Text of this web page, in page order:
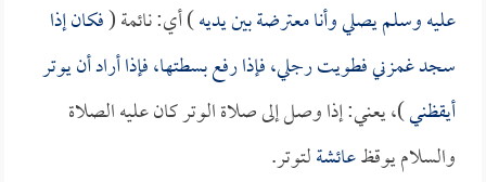
عليه وسلم يصلي وأنا معترضة بين يديه) أي: نائمة (فكان إذا
سجد غمزني فطويت رجلي، فإذا رفع بسطتها، فإذا أراد أن يوتر
أيقظني)، يعني: إذا وصل إلى صلاة الوتر كان عليه الصلاة
والسلام يوقظعائشةلتوتر.